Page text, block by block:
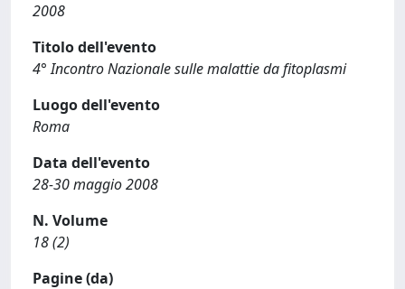
2008
Titolo dell'evento
4° Incontro Nazionale sulle malattie da fitoplasmi
Luogo dell'evento
Roma
Data dell'evento
28-30 maggio 2008
N. Volume
18 (2)
Pagine (da)